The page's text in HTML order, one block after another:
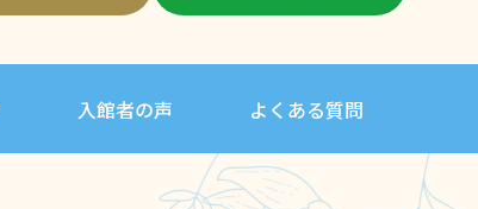
入館者の声 よくある質問